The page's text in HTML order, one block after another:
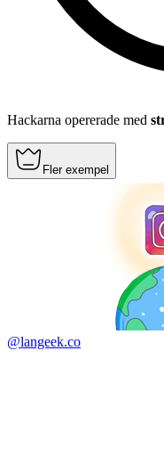
Hackarna opererade med
Fler exempel
@langeek.co